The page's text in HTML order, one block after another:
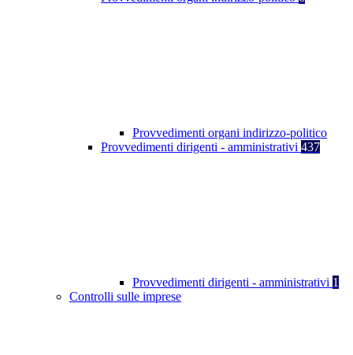
Provvedimenti organi indirizzo-politico
Provvedimenti dirigenti - amministrativi 437
Provvedimenti dirigenti - amministrativi 1
Controlli sulle imprese